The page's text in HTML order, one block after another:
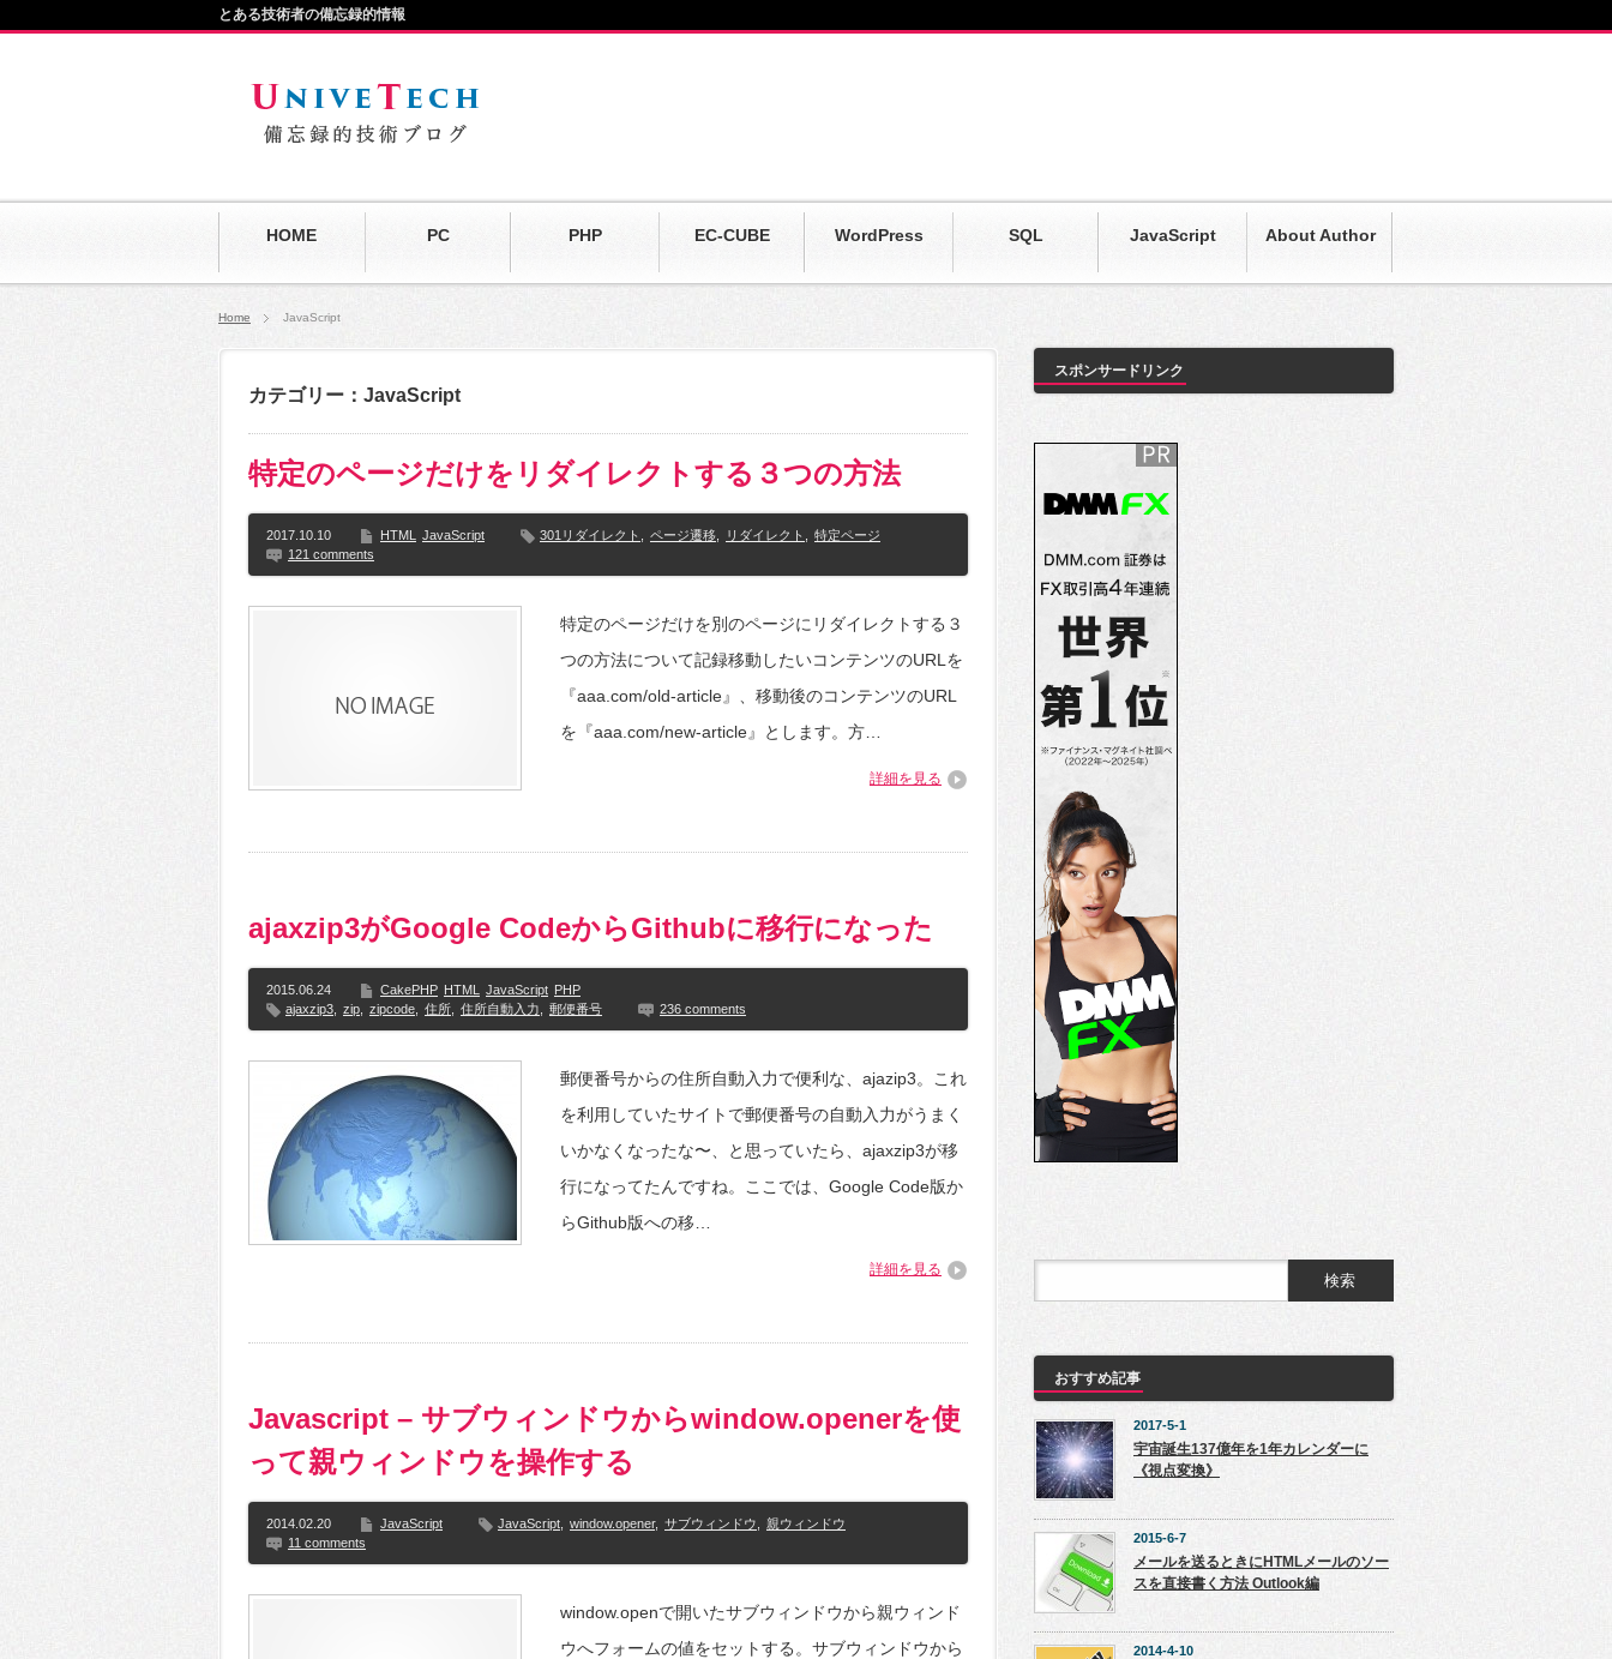
HOME PC PHP EC-CUBE WordPress SQL JavaScript About Author
とある技術者の備忘録的情報
Home JavaScript
カテゴリー：JavaScript
特定のページだけをリダイレクトする３つの方法
2017.10.10 HTML JavaScript 301リダイレクト ページ遷移 リダイレクト
特定ページ
121 comments
特定のページだけを別のページにリダイレクトする３
つの方法について記録移動したいコンテンツのURLを
『aaa.com/old-article』、移動後のコンテンツのURL
を『aaa.com/new-article』とします。方…
詳細を見る
ajaxzip3がGoogle CodeからGithubに移行になった
2015.06.24 CakePHP HTML JavaScript PHP
ajaxzip3
zip zipcode 住所 住所自動入力 郵便番号 236 comments
郵便番号からの住所自動入力で便利な、ajazip3。これ
を利用していたサイトで郵便番号の自動入力がうまく
いかなくなったな〜、と思っていたら、ajaxzip3が移
行になってたんですね。ここでは、Google Code版か
らGithub版への移…
詳細を見る
Javascript – サブウィンドウからwindow.openerを使
って親ウィンドウを操作する
2014.02.20 JavaScript JavaScript window.opener, サブウィンドウ
親ウィンドウ
11 comments
window.openで開いたサブウィンドウから親ウィンド
ウへフォームの値をセットする。サブウィンドウから
スポンサードリンク
おすすめ記事
2017-5-1
宇宙誕生137億年を1年カレンダーに
《視点変換》
2015-6-7
メールを送るときにHTMLメールのソー
スを直接書く方法 Outlook編
2014-4-10